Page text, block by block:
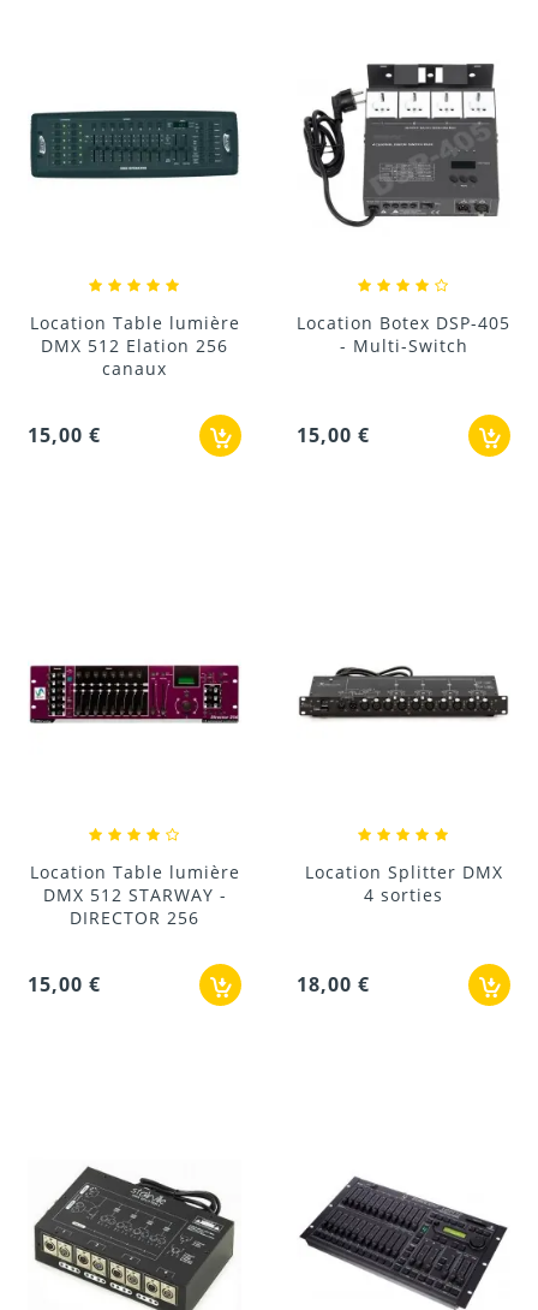
Location Table lumière
DMX 512 Elation 256
canaux
15,00 €
Location Botex DSP-405
- Multi-Switch
15,00 €
Location Table lumière
DMX 512 STARWAY -
DIRECTOR 256
15,00 €
Location Splitter DMX
4 sorties
18,00 €